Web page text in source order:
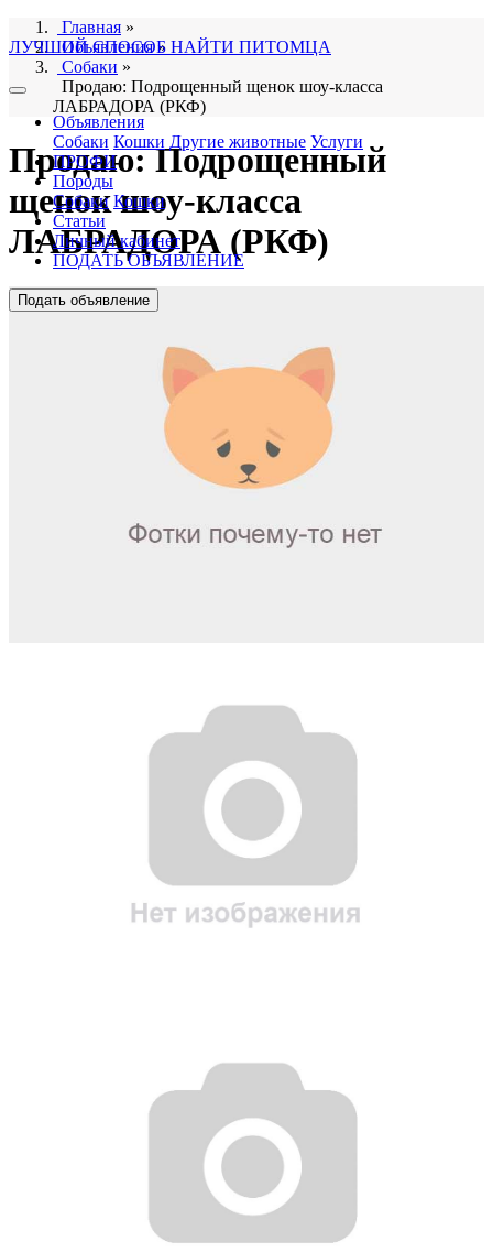
ЛУЧШИЙ СПОСОБ НАЙТИ ПИТОМЦА
Объявления
Собаки Кошки Другие животные Услуги
ПРОФИ
Породы
Собаки Кошки
Статьи
Личный кабинет
ПОДАТЬ ОБЪЯВЛЕНИЕ
Подать объявление
Главная »
Объявления»
Собаки »
Продаю: Подрощенный щенок шоу-класса
ЛАБРАДОРА (РКФ)
Продаю: Подрощенный
щенок шоу-класса
ЛАБРАДОРА (РКФ)